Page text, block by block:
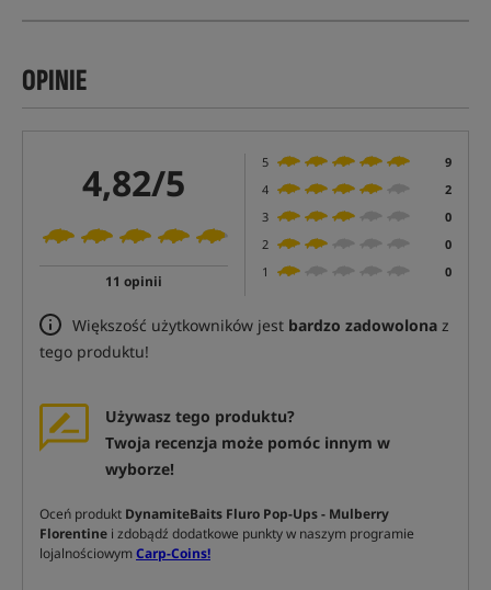
OPINIE
4,82/5
11 opinii
5
9
4
2
3
0
2
0
1
0
Większość użytkowników jest bardzo zadowolona z
tego produktu!
Używasz tego produktu?
Twoja recenzja może pomóc innym w
wyborze!
Oceń produkt DynamiteBaits Fluro Pop-Ups - Mulberry
Florentine i zdobądź dodatkowe punkty w naszym programie
lojalnościowymCarp-Coins!